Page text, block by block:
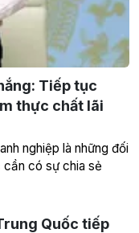
Tiếp tục
thực chất lãi
nghiệp là những đối
cần có sự chia sẻ
Quốc tiếp